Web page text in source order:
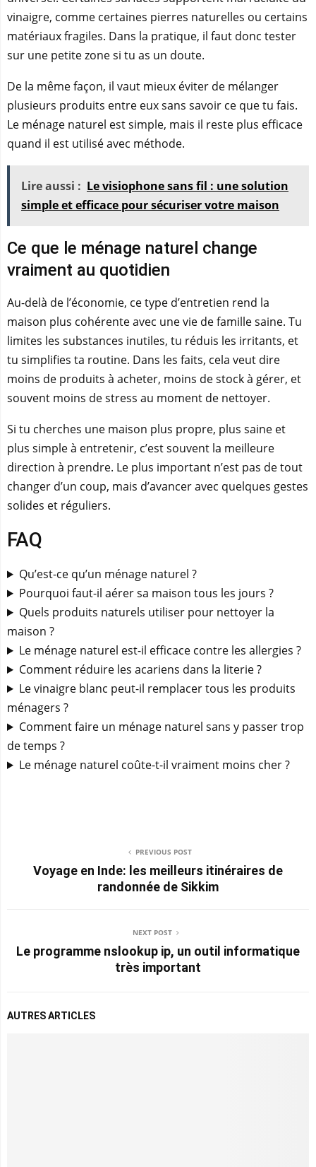
vinaigre, comme certaines pierres naturelles ou certains
matériaux fragiles. Dans la pratique, il faut donc tester
sur une petite zone si tu as un doute.
De la même façon, il vaut mieux éviter de mélanger
plusieurs produits entre eux sans savoir ce que tu fais.
Le ménage naturel est simple, mais il reste plus efficace
quand il est utilisé avec méthode.
Lire aussi : Le visiophone sans fil : une solution
simple et efficace pour sécuriser votre maison
Ce que le ménage naturel change
vraiment au quotidien
Au-delà de l’économie, ce type d’entretien rend la
maison plus cohérente avec une vie de famille saine. Tu
limites les substances inutiles, tu réduis les irritants, et
tu simplifies ta routine. Dans les faits, cela veut dire
moins de produits à acheter, moins de stock à gérer, et
souvent moins de stress au moment de nettoyer.
Si tu cherches une maison plus propre, plus saine et
plus simple à entretenir, c’est souvent la meilleure
direction à prendre. Le plus important n’est pas de tout
changer d’un coup, mais d’avancer avec quelques gestes
solides et réguliers.
FAQ
Qu’est-ce qu’un ménage naturel ?
Pourquoi faut-il aérer sa maison tous les jours ?
Quels produits naturels utiliser pour nettoyer la
maison ?
Le ménage naturel est-il efficace contre les allergies ?
Comment réduire les acariens dans la literie ?
Le vinaigre blanc peut-il remplacer tous les produits
ménagers ?
Comment faire un ménage naturel sans y passer trop
de temps ?
Le ménage naturel coûte-t-il vraiment moins cher ?
PREVIOUS POST
Voyage en Inde: les meilleurs itinéraires de
randonnée de Sikkim
NEXT POST
Le programme nslookup ip, un outil informatique
très important
AUTRES ARTICLES